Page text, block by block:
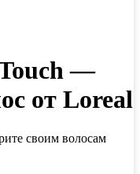
—
от Loreal
своим волосам